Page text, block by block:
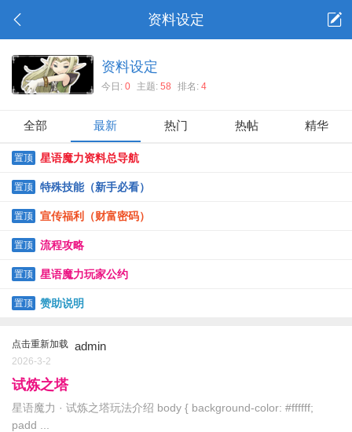
资料设定
资料设定
今日:0 主题:58 排名:4
全部 最新 热门 热帖 精华
置顶 星语魔力资料总导航
置顶 特殊技能（新手必看）
置顶 宣传福利（财富密码）
置顶 流程攻略
置顶 星语魔力玩家公约
置顶 赞助说明
点击重新加载 admin
2026-3-2
试炼之塔
星语魔力 · 试炼之塔玩法介绍 body { background-color: #ffffff;
padd ...